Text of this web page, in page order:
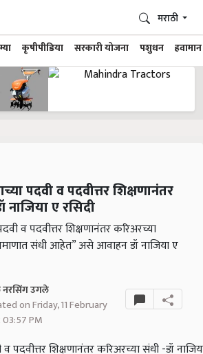
कृषीपीडिया सरकारी योजना पशुधन हवामान
मराठी
पदवी व पदवीत्तर शिक्षणानंतर
नाजिया ए रसिदी
व पदवीत्तर शिक्षणानंतर करिअरच्या
संधी आहेत” असे आवाहन डॉ नाजिया ए
नरसिंग उगले
on Friday, 11 February
PM